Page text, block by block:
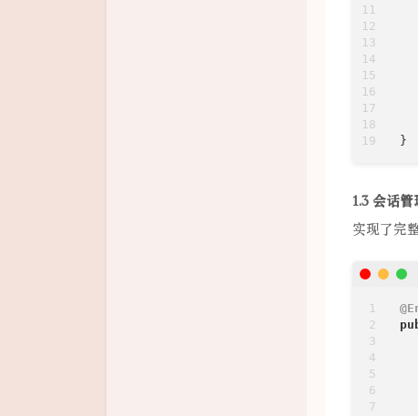
}
1.3 会话管
实现了完